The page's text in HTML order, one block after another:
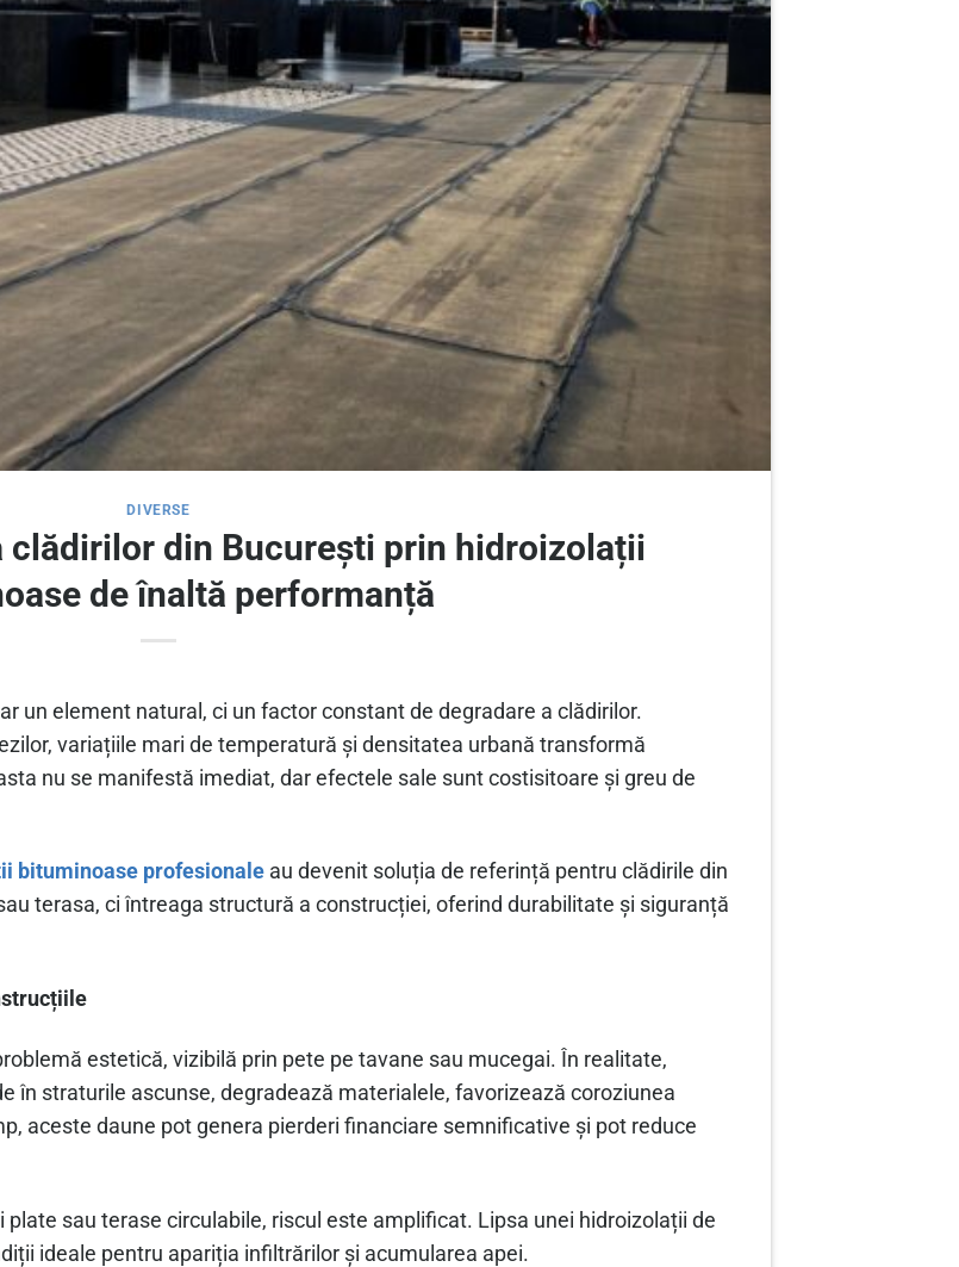
DIVERSE
clădirilor din București prin hidroizolații
de înaltă performanță
un element natural, ci un factor constant de degradare a clădirilor.
variațiile mari de temperatură și densitatea urbană transformă
nu se manifestă imediat, dar efectele sale sunt costisitoare și greu de
bituminoase profesionale au devenit soluția de referință pentru clădirile din
terasa, ci întreaga structură a construcției, oferind durabilitate și siguranță
estetică, vizibilă prin pete pe tavane sau mucegai. În realitate,
în straturile ascunse, degradează materialele, favorizează coroziunea
aceste daune pot genera pierderi financiare semnificative și pot reduce
plate sau terase circulabile, riscul este amplificat. Lipsa unei hidroizolații de
ideale pentru apariția infiltrărilor și acumularea apei.